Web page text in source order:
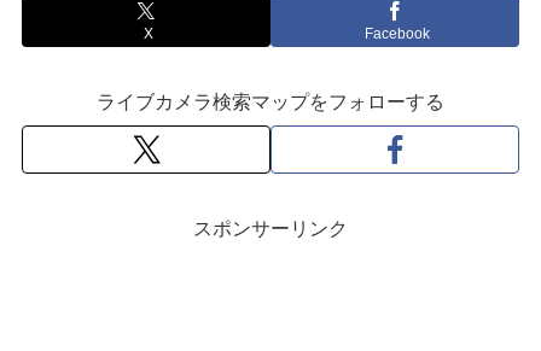
X Facebook
ライブカメラ検索マップをフォローする
スポンサーリンク